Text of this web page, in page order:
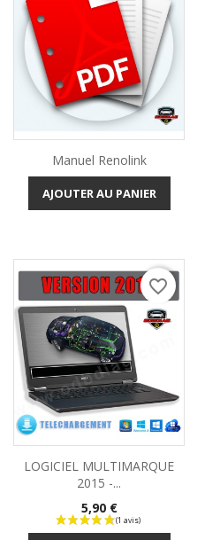
Manuel Renolink
AJOUTER AU PANIER
LOGICIEL MULTIMARQUE
2015 -...
Prix
5,90 €
favorite_border